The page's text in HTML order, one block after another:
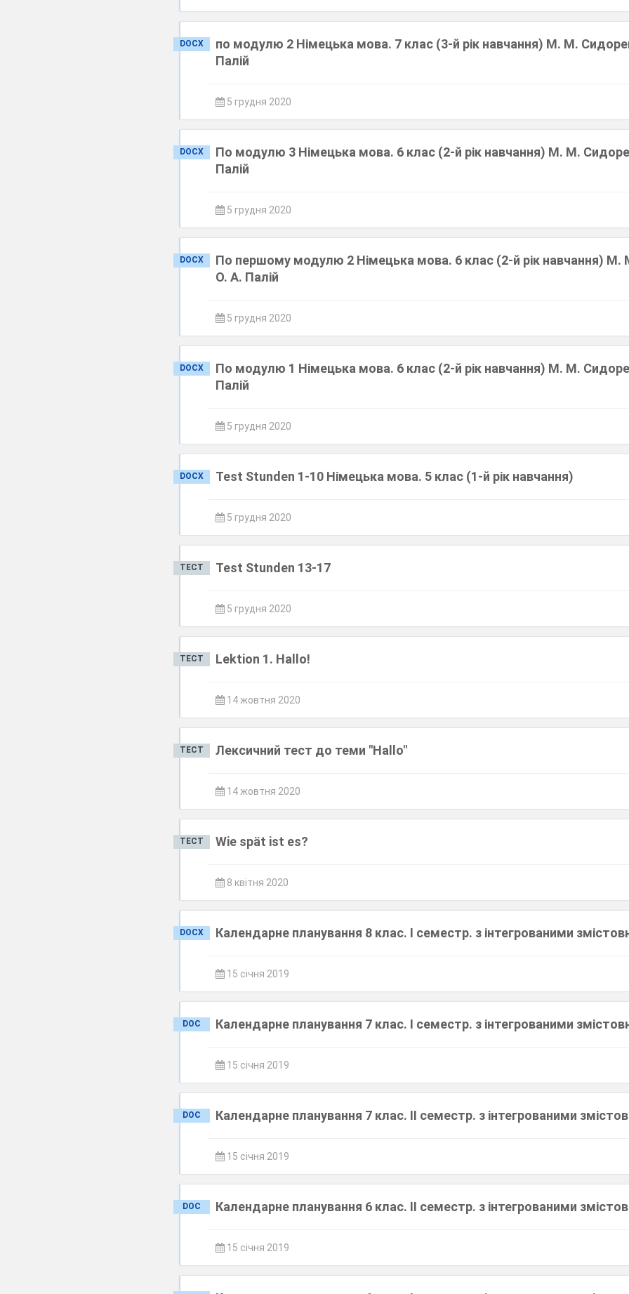
DOCX
по модулю 2 Німецька мова. 7 клас (3-й рік навчання) М. М.
Палій
5 грудня 2020
DOCX
По модулю 3 Німецька мова. 6 клас (2-й рік навчання) М. М.
Палій
5 грудня 2020
DOCX
По першому модулю 2 Німецька мова. 6 клас (2-й рік навчання) М.
О. А. Палій
5 грудня 2020
DOCX
По модулю 1 Німецька мова. 6 клас (2-й рік навчання) М. М.
Палій
5 грудня 2020
DOCX Test Stunden 1-10 Німецька мова. 5 клас (1-й рік навчання)
5 грудня 2020
ТЕСТ Test Stunden 13-17
5 грудня 2020
ТЕСТ Lektion 1. Hallo!
14 жовтня 2020
ТЕСТ Лексичний тест до теми "Hallo"
14 жовтня 2020
ТЕСТ Wie spät ist es?
8 квітня 2020
DOCX Календарне планування 8 клас. І семестр. з інтегрованими
15 січня 2019
DOC Календарне планування 7 клас. І семестр. з інтегрованими
15 січня 2019
DOC Календарне планування 7 клас. ІІ семестр. з інтегрованими
15 січня 2019
DOC Календарне планування 6 клас. ІІ семестр. з інтегрованими
15 січня 2019